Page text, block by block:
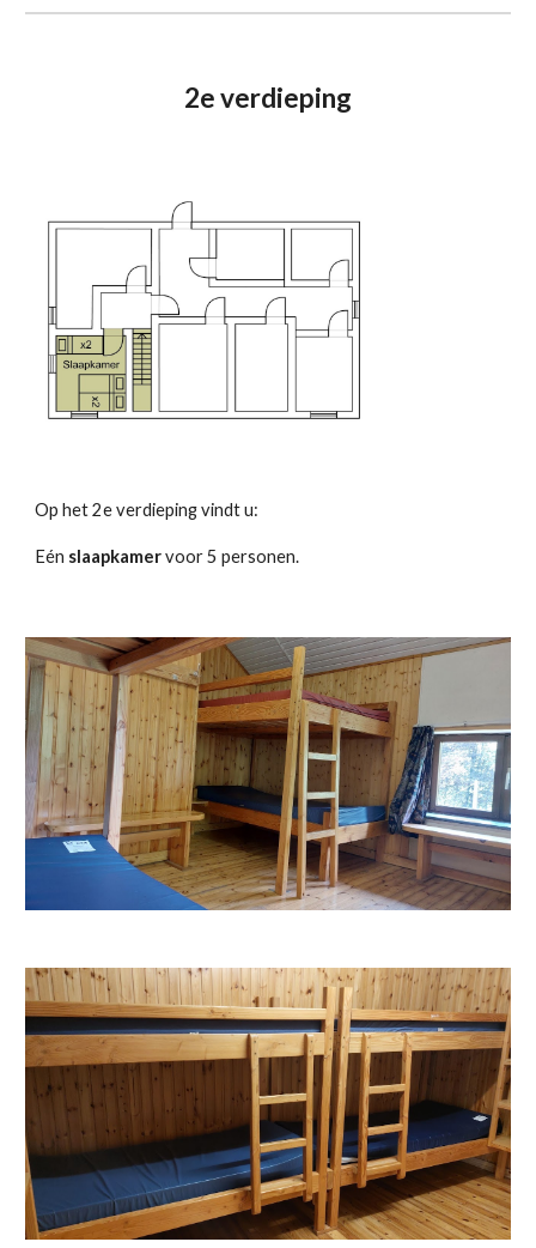
2e verdieping
Op het2e verdiepingvindt u:
Eén slaapkamervoor 5 personen.